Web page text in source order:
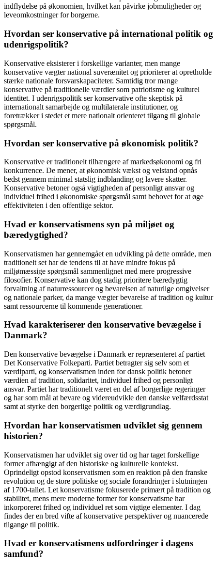
indflydelse på økonomien, hvilket kan påvirke jobmuligheder og
leveomkostninger for borgerne.
Hvordan ser konservative på international politik og
udenrigspolitik?
Konservative eksisterer i forskellige varianter, men mange
konservative vægter national suverænitet og prioriterer at opretholde
stærke nationale forsvarskapaciteter. Samtidig tror mange
konservative på traditionelle værdier som patriotisme og kulturel
identitet. I udenrigspolitik ser konservative ofte skeptisk på
internationalt samarbejde og multilaterale institutioner, og
foretrækker i stedet et mere nationalt orienteret tilgang til globale
spørgsmål.
Hvordan ser konservative på økonomisk politik?
Konservative er traditionelt tilhængere af markedsøkonomi og fri
konkurrence. De mener, at økonomisk vækst og velstand opnås
bedst gennem minimal statslig indblanding og lavere skatter.
Konservative betoner også vigtigheden af ​​personligt ansvar og
individuel frihed i økonomiske spørgsmål samt behovet for at øge
effektiviteten i den offentlige sektor.
Hvad er konservatismens syn på miljøet og
bæredygtighed?
Konservatismen har gennemgået en udvikling på dette område, men
traditionelt set har de tendens til at have mindre fokus på
miljømæssige spørgsmål sammenlignet med mere progressive
filosofier. Konservative kan dog stadig prioritere bæredygtig
forvaltning af naturressourcer og bevarelsen af naturlige omgivelser
og nationale parker, da mange vægter bevarelse af tradition og kultur
samt ressourcerne til kommende generationer.
Hvad karakteriserer den konservative bevægelse i
Danmark?
Den konservative bevægelse i Danmark er repræsenteret af partiet
Det Konservative Folkeparti. Partiet betragter sig selv som et
værdiparti, og konservatismen inden for dansk politik betoner
værdien af tradition, solidaritet, individuel frihed og personligt
ansvar. Partiet har traditionelt været en del af borgerlige regeringer
og har som mål at bevare og videreudvikle den danske velfærdsstat
samt at styrke den borgerlige politik og værdigrundlag.
Hvordan har konservatismen udviklet sig gennem
historien?
Konservatismen har udviklet sig over tid og har taget forskellige
former afhængigt af den historiske og kulturelle kontekst.
Oprindeligt opstod konservatismen som en reaktion på den franske
revolution og de store politiske og sociale forandringer i slutningen
af ​​1700-tallet. Let konservatisme fokuserede primært på tradition og
stabilitet, mens mere moderne former for konservatisme har
inkorporeret frihed og individuel ret som vigtige elementer. I dag
findes der en bred vifte af konservative perspektiver og nuancerede
tilgange til politik.
Hvad er konservatismens udfordringer i dagens
samfund?